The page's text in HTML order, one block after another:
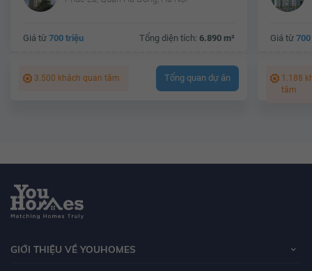
Giá từ 700 triệu Tổng diện tích: 6.890 m²
3.500 khách quan tâm Tổng quan dự án
Giá từ
1.188
tâm
GIỚI THIỆU VỀ YOUHOMES